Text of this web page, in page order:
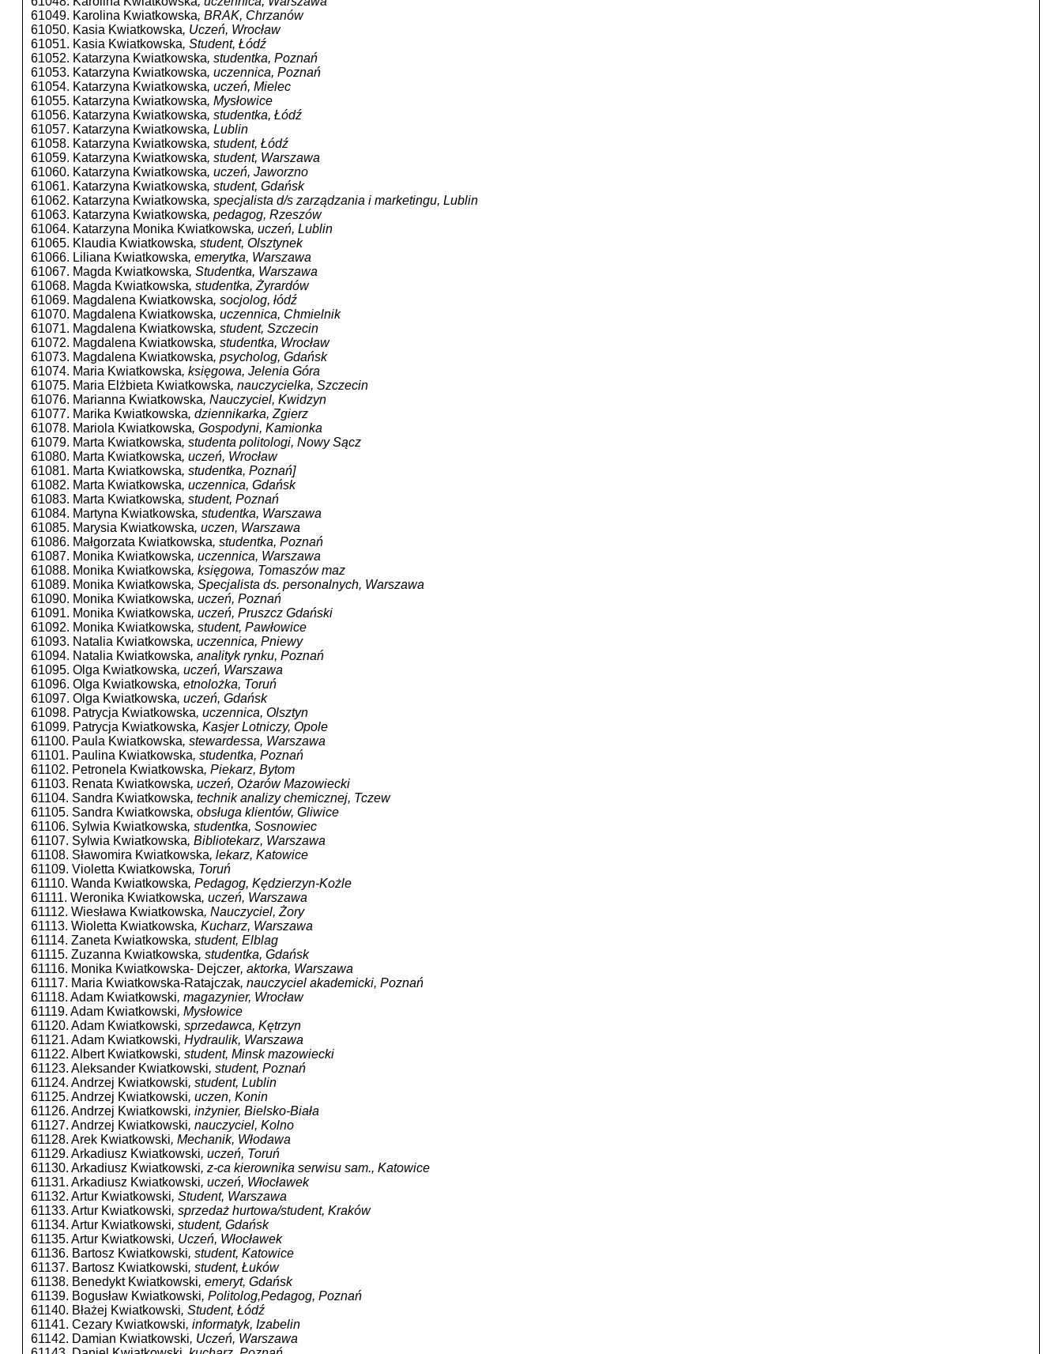
61049. Karolina Kwiatkowska, BRAK, Chrzanów
61050. Kasia Kwiatkowska, Uczeń, Wrocław
61051. Kasia Kwiatkowska, Student, Łódź
61052. Katarzyna Kwiatkowska, studentka, Poznań
61053. Katarzyna Kwiatkowska, uczennica, Poznań
61054. Katarzyna Kwiatkowska, uczeń, Mielec
61055. Katarzyna Kwiatkowska, Mysłowice
61056. Katarzyna Kwiatkowska, studentka, Łódź
61057. Katarzyna Kwiatkowska, Lublin
61058. Katarzyna Kwiatkowska, student, Łódź
61059. Katarzyna Kwiatkowska, student, Warszawa
61060. Katarzyna Kwiatkowska, uczeń, Jaworzno
61061. Katarzyna Kwiatkowska, student, Gdańsk
61062. Katarzyna Kwiatkowska, specjalista d/s zarządzania i marketingu, Lublin
61063. Katarzyna Kwiatkowska, pedagog, Rzeszów
61064. Katarzyna Monika Kwiatkowska, uczeń, Lublin
61065. Klaudia Kwiatkowska, student, Olsztynek
61066. Liliana Kwiatkowska, emerytka, Warszawa
61067. Magda Kwiatkowska, Studentka, Warszawa
61068. Magda Kwiatkowska, studentka, Żyrardów
61069. Magdalena Kwiatkowska, socjolog, łódź
61070. Magdalena Kwiatkowska, uczennica, Chmielnik
61071. Magdalena Kwiatkowska, student, Szczecin
61072. Magdalena Kwiatkowska, studentka, Wrocław
61073. Magdalena Kwiatkowska, psycholog, Gdańsk
61074. Maria Kwiatkowska, księgowa, Jelenia Góra
61075. Maria Elżbieta Kwiatkowska, nauczycielka, Szczecin
61076. Marianna Kwiatkowska, Nauczyciel, Kwidzyn
61077. Marika Kwiatkowska, dziennikarka, Zgierz
61078. Mariola Kwiatkowska, Gospodyni, Kamionka
61079. Marta Kwiatkowska, studenta politologi, Nowy Sącz
61080. Marta Kwiatkowska, uczeń, Wrocław
61081. Marta Kwiatkowska, studentka, Poznań]
61082. Marta Kwiatkowska, uczennica, Gdańsk
61083. Marta Kwiatkowska, student, Poznań
61084. Martyna Kwiatkowska, studentka, Warszawa
61085. Marysia Kwiatkowska, uczen, Warszawa
61086. Małgorzata Kwiatkowska, studentka, Poznań
61087. Monika Kwiatkowska, uczennica, Warszawa
61088. Monika Kwiatkowska, księgowa, Tomaszów maz
61089. Monika Kwiatkowska, Specjalista ds. personalnych, Warszawa
61090. Monika Kwiatkowska, uczeń, Poznań
61091. Monika Kwiatkowska, uczeń, Pruszcz Gdański
61092. Monika Kwiatkowska, student, Pawłowice
61093. Natalia Kwiatkowska, uczennica, Pniewy
61094. Natalia Kwiatkowska, analityk rynku, Poznań
61095. Olga Kwiatkowska, uczeń, Warszawa
61096. Olga Kwiatkowska, etnolożka, Toruń
61097. Olga Kwiatkowska, uczeń, Gdańsk
61098. Patrycja Kwiatkowska, uczennica, Olsztyn
61099. Patrycja Kwiatkowska, Kasjer Lotniczy, Opole
61100. Paula Kwiatkowska, stewardessa, Warszawa
61101. Paulina Kwiatkowska, studentka, Poznań
61102. Petronela Kwiatkowska, Piekarz, Bytom
61103. Renata Kwiatkowska, uczeń, Ożarów Mazowiecki
61104. Sandra Kwiatkowska, technik analizy chemicznej, Tczew
61105. Sandra Kwiatkowska, obsługa klientów, Gliwice
61106. Sylwia Kwiatkowska, studentka, Sosnowiec
61107. Sylwia Kwiatkowska, Bibliotekarz, Warszawa
61108. Sławomira Kwiatkowska, lekarz, Katowice
61109. Violetta Kwiatkowska, Toruń
61110. Wanda Kwiatkowska, Pedagog, Kędzierzyn-Kożle
61111. Weronika Kwiatkowska, uczeń, Warszawa
61112. Wiesława Kwiatkowska, Nauczyciel, Żory
61113. Wioletta Kwiatkowska, Kucharz, Warszawa
61114. Zaneta Kwiatkowska, student, Elblag
61115. Zuzanna Kwiatkowska, studentka, Gdańsk
61116. Monika Kwiatkowska- Dejczer, aktorka, Warszawa
61117. Maria Kwiatkowska-Ratajczak, nauczyciel akademicki, Poznań
61118. Adam Kwiatkowski, magazynier, Wrocław
61119. Adam Kwiatkowski, Mysłowice
61120. Adam Kwiatkowski, sprzedawca, Kętrzyn
61121. Adam Kwiatkowski, Hydraulik, Warszawa
61122. Albert Kwiatkowski, student, Minsk mazowiecki
61123. Aleksander Kwiatkowski, student, Poznań
61124. Andrzej Kwiatkowski, student, Lublin
61125. Andrzej Kwiatkowski, uczen, Konin
61126. Andrzej Kwiatkowski, inżynier, Bielsko-Biała
61127. Andrzej Kwiatkowski, nauczyciel, Kolno
61128. Arek Kwiatkowski, Mechanik, Włodawa
61129. Arkadiusz Kwiatkowski, uczeń, Toruń
61130. Arkadiusz Kwiatkowski, z-ca kierownika serwisu sam., Katowice
61131. Arkadiusz Kwiatkowski, uczeń, Włocławek
61132. Artur Kwiatkowski, Student, Warszawa
61133. Artur Kwiatkowski, sprzedaż hurtowa/student, Kraków
61134. Artur Kwiatkowski, student, Gdańsk
61135. Artur Kwiatkowski, Uczeń, Włocławek
61136. Bartosz Kwiatkowski, student, Katowice
61137. Bartosz Kwiatkowski, student, Łuków
61138. Benedykt Kwiatkowski, emeryt, Gdańsk
61139. Bogusław Kwiatkowski, Politolog,Pedagog, Poznań
61140. Błażej Kwiatkowski, Student, Łódź
61141. Cezary Kwiatkowski, informatyk, Izabelin
61142. Damian Kwiatkowski, Uczeń, Warszawa